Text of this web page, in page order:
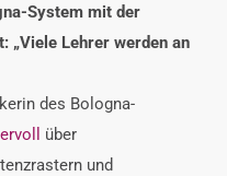
System mit der
„Viele Lehrer werden an
des Bologna-
über
und